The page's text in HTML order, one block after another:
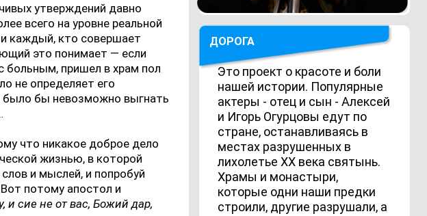
утверждений давно
всего на уровне реальной
каждый, кто совершает
это понимает — если
больным, пришел в храм пол
не определяет его
было бы невозможно выгнать
что никакое доброе дело
жизнью, в которой
и мыслей, и попробуй
потому апостол и
и сие не от вас, Божий дар,
ДОРОГА
Это проект о красоте и боли
нашей истории. Популярные
актеры - отец и сын - Алексей
и Игорь Огурцовы едут по
стране, останавливаясь в
местах разрушенных в
лихолетье ХХ века святынь.
Храмы и монастыри,
которые одни наши предки
строили, другие разрушали, а